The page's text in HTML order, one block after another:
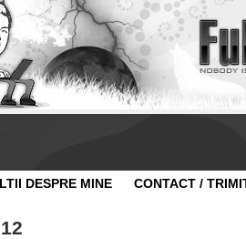
DESPRE MINE CONTACT /